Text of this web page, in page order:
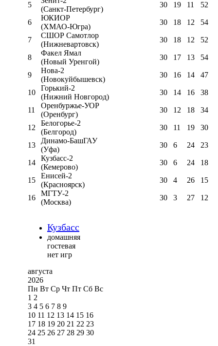
5
(Санкт-Петербург)
30 19 11 52
6
ЮКИОР
(ХМАО-Югра)
30 18 12 54
7
СШОР Самотлор
(Нижневартовск)
30 18 12 52
8
Факел Ямал
(Новый Уренгой)
30 17 13 54
9
Нова-2
(Новокуйбышевск)
30 16 14 47
10
Горький-2
(Нижний Новгород)
30 14 16 38
11
Оренбуржье-УОР
(Оренбург)
30 12 18 34
12
Белогорье-2
(Белгород)
30 11 19 30
13
Динамо-БашГАУ
(Уфа)
30 6 24 23
14
Кузбасс-2
(Кемерово)
30 6 24 18
15
Енисей-2
(Красноярск)
30 4 26 15
16
МГТУ-2
(Москва)
30 3 27 12
Кузбасс
домашняя
гостевая
нет игр
августа
2026
Пн Вт Ср Чт Пт Сб Вс
1 2
3 4 5 6 7 8 9
10 11 12 13 14 15 16
17 18 19 20 21 22 23
24 25 26 27 28 29 30
31